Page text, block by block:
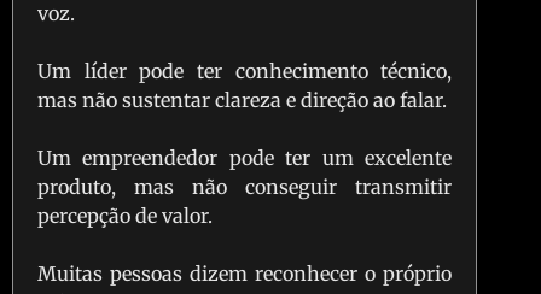
voz.
Um líder pode ter conhecimento técnico,
mas não sustentar clareza e direção ao falar.
Um empreendedor pode ter um excelente
produto, mas não conseguir transmitir
percepção de valor.
Muitas pessoas dizem reconhecer o próprio